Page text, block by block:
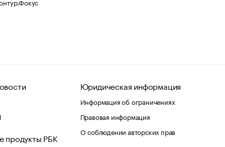
продукты РБК
Юридическая информация
Информация об ограничениях
Правовая информация
О соблюдении авторских прав